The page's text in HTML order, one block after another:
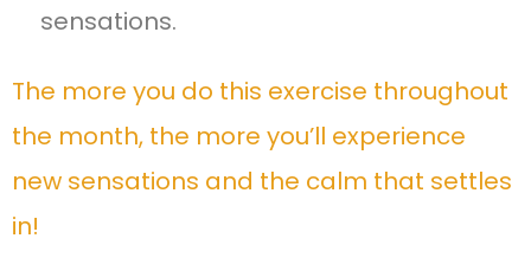
sensations.
The more you do this exercise throughout
the month, the more you’ll experience
new sensations and the calm that settles
in!